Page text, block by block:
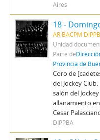
Aires
AR BACPM
Unidad
Parte de
Provincia de
Coro de
del Jockey
salón del
allanamiento
Cesar
DIPPBA